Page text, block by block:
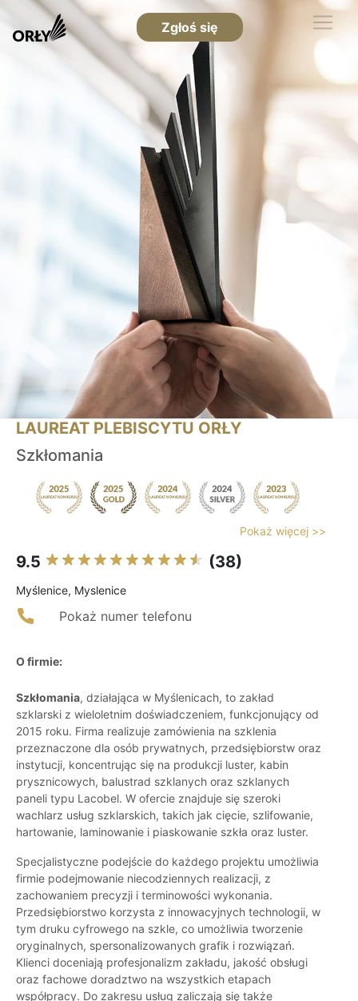
Zgłoś się
LAUREAT PLEBISCYTU ORŁY
Szkłomania
Pokaż więcej >>
9.5 (38)
Myślenice, Myslenice
Pokaż numer telefonu
O firmie:
Szkłomania, działająca w Myślenicach, to zakład
szklarski z wieloletnim doświadczeniem, funkcjonujący od
2015 roku. Firma realizuje zamówienia na szklenia
przeznaczone dla osób prywatnych, przedsiębiorstw oraz
instytucji, koncentrując się na produkcji luster, kabin
prysznicowych, balustrad szklanych oraz szklanych
paneli typu Lacobel. W ofercie znajduje się szeroki
wachlarz usług szklarskich, takich jak cięcie, szlifowanie,
hartowanie, laminowanie i piaskowanie szkła oraz luster.
Specjalistyczne podejście do każdego projektu umożliwia
firmie podejmowanie niecodziennych realizacji, z
zachowaniem precyzji i terminowości wykonania.
Przedsiębiorstwo korzysta z innowacyjnych technologii, w
tym druku cyfrowego na szkle, co umożliwia tworzenie
oryginalnych, spersonalizowanych grafik i rozwiązań.
Klienci doceniają profesjonalizm zakładu, jakość obsługi
oraz fachowe doradztwo na wszystkich etapach
współpracy. Do zakresu usług zaliczają się także